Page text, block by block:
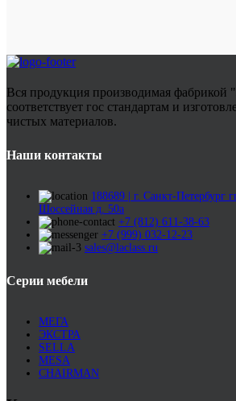
Вся продукция производимая
соответствует гос стандартам и
чистых материалов.
Наши контакты
188689 | г. Санкт-Петербург
Шоссейная д. 50а
+7 (812) 611-38-63
+7 (999) 032-12-23
sales@laclass.ru
Серии мебели
МЕГА
ЭКСТРА
SELLA
MESA
CHAIRMAN